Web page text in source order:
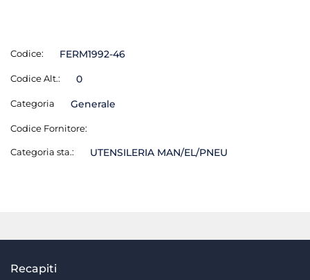
Codice: FERM1992-46
Codice Alt.: 0
Categoria Generale
Codice Fornitore:
Categoria sta.: UTENSILERIA MAN/EL/PNEU
Recapiti